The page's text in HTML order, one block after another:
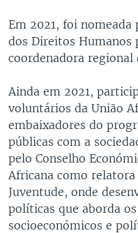
Em 2021, foi nomeada
dos Direitos Humanos
coordenadora
Ainda em 2021,
voluntários da União
embaixadores do
públicas com a
pelo Conselho
Africana como
Juventude, onde
políticas que aborda
socioeconómicos e